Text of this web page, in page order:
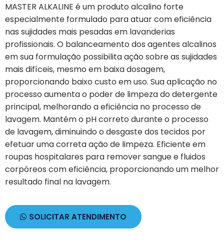
MASTER ALKALINE é um produto alcalino forte
especialmente formulado para atuar com eficiência
nas sujidades mais pesadas em lavanderias
profissionais. O balanceamento dos agentes alcalinos
em sua formulação possibilita ação sobre as sujidades
mais difíceis, mesmo em baixa dosagem,
proporcionando baixo custo em uso. Sua aplicação no
processo aumenta o poder de limpeza do detergente
principal, melhorando a eficiência no processo de
lavagem. Mantém o pH correto durante o processo
de lavagem, diminuindo o desgaste dos tecidos por
efetuar uma correta ação de limpeza. Eficiente em
roupas hospitalares para remover sangue e fluidos
corpóreos com eficiência, proporcionando um melhor
resultado final na lavagem.
SOLICITAR ATENDIMENTO